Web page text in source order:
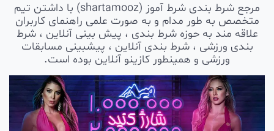
مرجع شرط بندی شرط آموز (shartamooz) با داشتن تیم
متخصص به طور مدام و به صورت علمی راهنمای کاربران
علاقه مند به حوزه شرط بندی ، پیش بینی آنلاین ، شرط
بندی ورزشی ، شرط بندی آنلاین ، پیشبینی مسابقات
ورزشی و همینطور کازینو آنلاین بوده است.